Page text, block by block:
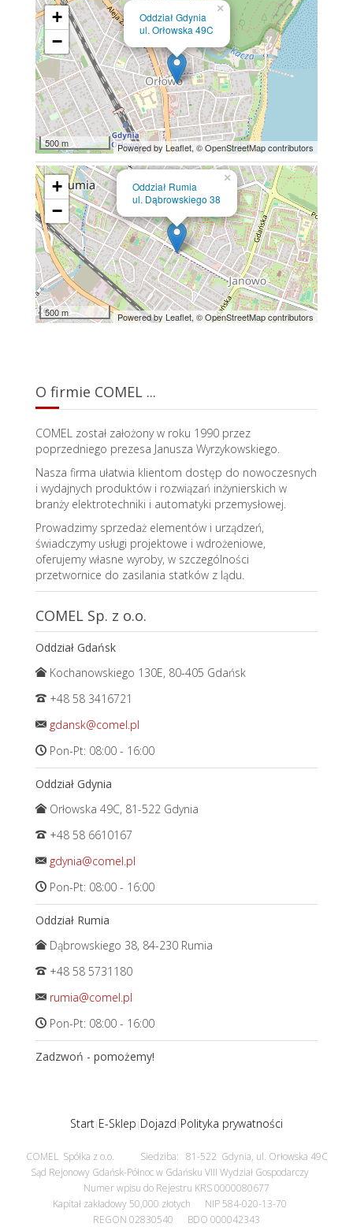
Oddział Gdynia
ul. Orłowska 49C
×
+
−
500 m Powered by Leaflet, © OpenStreetMap contributors
Oddział Rumia
ul. Dąbrowskiego 38
×
+
−
500 m Powered by Leaflet, © OpenStreetMap contributors
O firmie COMEL ...
COMEL został założony w roku 1990 przez
poprzedniego prezesa Janusza Wyrzykowskiego.
Nasza firma ułatwia klientom dostęp do nowoczesnych
i wydajnych produktów i rozwiązań inżynierskich w
branży elektrotechniki i automatyki przemysłowej.
Prowadzimy sprzedaż elementów i urządzeń,
świadczymy usługi projektowe i wdrożeniowe,
oferujemy własne wyroby, w szczególności
przetwornice do zasilania statków z lądu.
COMEL Sp. z o.o.
Oddział Gdańsk
Kochanowskiego 130E, 80-405 Gdańsk
+48 58 3416721
gdansk@comel.pl
Pon-Pt: 08:00 - 16:00
Oddział Gdynia
Orłowska 49C, 81-522 Gdynia
+48 58 6610167
gdynia@comel.pl
Pon-Pt: 08:00 - 16:00
Oddział Rumia
Dąbrowskiego 38, 84-230 Rumia
+48 58 5731180
rumia@comel.pl
Pon-Pt: 08:00 - 16:00
Zadzwoń - pomożemy!
Start E-Sklep Dojazd Polityka prywatności
COMEL Spółka z o.o. Siedziba: 81-522 Gdynia, ul. Orłowska 49C
Sąd Rejonowy Gdańsk-Północ w Gdańsku VIII Wydział Gospodarczy
Numer wpisu do Rejestru KRS 0000080677
Kapitał zakładowy 50,000 złotych NIP 584-020-13-70
REGON 02830540 BDO 000042343